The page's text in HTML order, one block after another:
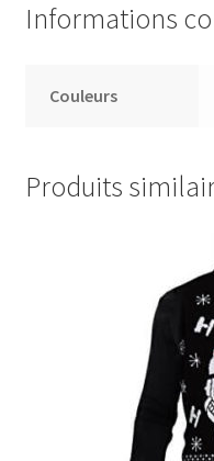
Informations
Couleurs
Produits